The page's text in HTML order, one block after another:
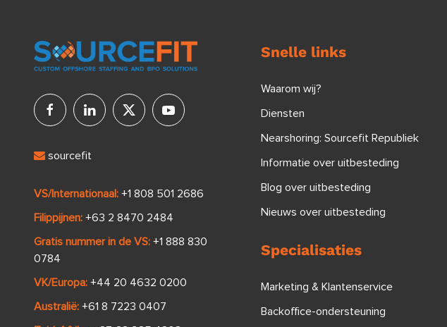
sourcefit
VS/Internationaal: +1 808 501 2686
Filippijnen: +63 2 8470 2484
Gratis nummer in de VS: +1 888 830
0784
VK/Europa: +44 20 4632 0200
Australië: +61 8 7223 0407
Snelle links
Waarom wij?
Diensten
Nearshoring: Sourcefit Republiek
Informatie over uitbesteding
Blog over uitbesteding
Nieuws over uitbesteding
Specialisaties
Marketing & Klantenservice
Backoffice-ondersteuning